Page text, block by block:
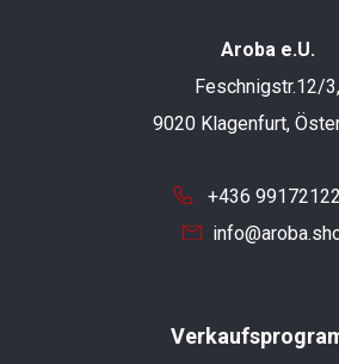
Aroba e.U.
Feschnigstr.12/3,
9020 Klagenfurt,
+436